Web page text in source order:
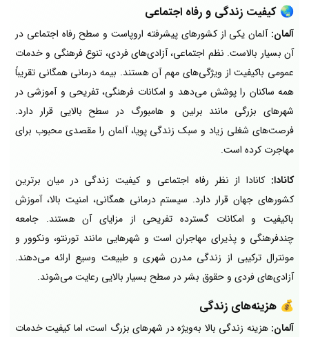
🌏 کیفیت زندگی و رفاه اجتماعی
آلمان: آلمان یکی از کشورهای پیشرفته اروپاست و سطح رفاه اجتماعی در
آن بسیار بالاست. نظم اجتماعی، آزادی‌های فردی، تنوع فرهنگی و خدمات
عمومی باکیفیت از ویژگی‌های مهم آن هستند. بیمه درمانی همگانی تقریباً
همه ساکنان را پوشش می‌دهد و امکانات فرهنگی، تفریحی و آموزشی در
شهرهای بزرگی مانند برلین و هامبورگ در سطح بالایی قرار دارد.
فرصت‌های شغلی زیاد و سبک زندگی پویا، آلمان را مقصدی محبوب برای
مهاجرت کرده است.
کانادا: کانادا از نظر رفاه اجتماعی و کیفیت زندگی در میان برترین
کشورهای جهان قرار دارد. سیستم درمانی همگانی، امنیت بالا، آموزش
باکیفیت و امکانات گسترده تفریحی از مزایای آن هستند. جامعه
چندفرهنگی و پذیرای مهاجران است و شهرهایی مانند تورنتو، ونکوور و
مونترال ترکیبی از زندگی مدرن شهری و طبیعت وسیع ارائه می‌دهند.
آزادی‌های فردی و حقوق بشر در سطح بسیار بالایی رعایت می‌شوند.
💰 هزینه‌های زندگی
آلمان: هزینه زندگی بالا به‌ویژه در شهرهای بزرگ است، اما کیفیت خدمات